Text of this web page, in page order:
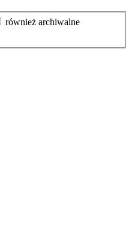
również archiwalne